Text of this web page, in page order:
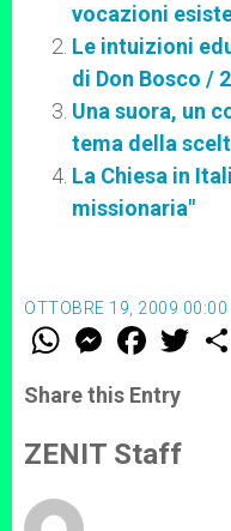
vocazioni
Le intuizioni
di Don Bosco / 2
Una suora, un
tema della
La Chiesa in
missionaria"
OTTOBRE 19, 2009 00:00
W
t
s
p
p
M
e
s
e
g
e
F
a
e
b
o
k
w
Share this Entry
ZENIT Staff